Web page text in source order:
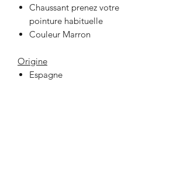
Chaussant prenez votre
pointure habituelle
Couleur Marron
Origine
Espagne